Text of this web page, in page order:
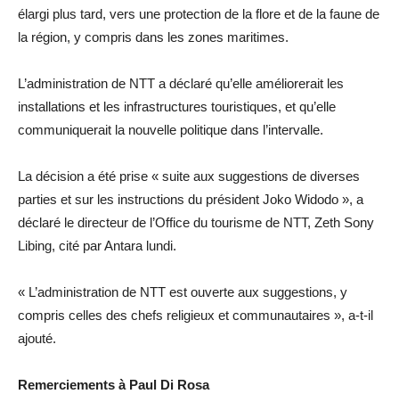
élargi plus tard, vers une protection de la flore et de la faune de
la région, y compris dans les zones maritimes.
L’administration de NTT a déclaré qu’elle améliorerait les
installations et les infrastructures touristiques, et qu’elle
communiquerait la nouvelle politique dans l’intervalle.
La décision a été prise « suite aux suggestions de diverses
parties et sur les instructions du président Joko Widodo », a
déclaré le directeur de l’Office du tourisme de NTT, Zeth Sony
Libing, cité par Antara lundi.
« L’administration de NTT est ouverte aux suggestions, y
compris celles des chefs religieux et communautaires », a-t-il
ajouté.
Remerciements à Paul Di Rosa